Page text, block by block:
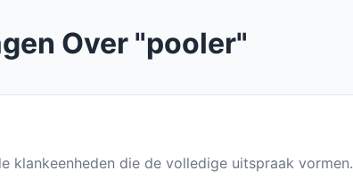
Over "pooler"
klankeenheden die de volledige uitspraak vormen.